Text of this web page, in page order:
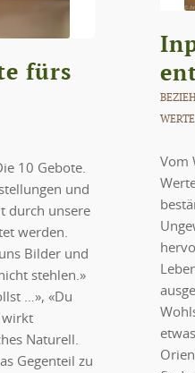
fürs
10 Gebote.
und
durch unsere
werden.
Bilder und
stehlen.»
…», «Du
wirkt
Naturell.
Gegenteil zu
WERTE
Vom